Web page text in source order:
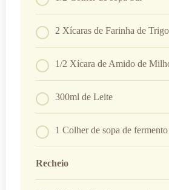
2 Xícaras de Farinha de Trigo
1/2 Xícara de Amido de
300ml de Leite
1 Colher de sopa de
Recheio